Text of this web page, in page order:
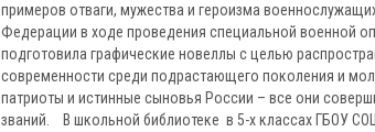
примеров отваги, мужества и героизма
Федерации в ходе проведения специальной военной
подготовила графические новеллы с целью
современности среди подрастающего поколения и
патриоты и истинные сыновья России – все они
званий. В школьной библиотеке в 5-х классах ГБОУ